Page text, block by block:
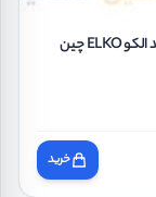
مکانیکال سیل فیبر و فنر آببند مکانیکی نافی MG1 برند الکو ELKO چین
خرید